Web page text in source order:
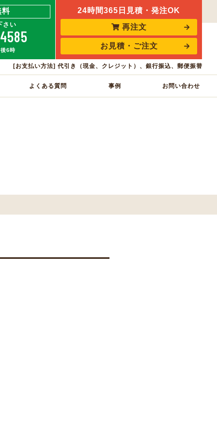
料
さい
6時
24時間365日見積・発注OK
再注文
お見積・ご注文
[お支払い方法] 代引き（現金、クレジット）、銀行振込、郵便振替
よくある質問 事例 お問い合わせ